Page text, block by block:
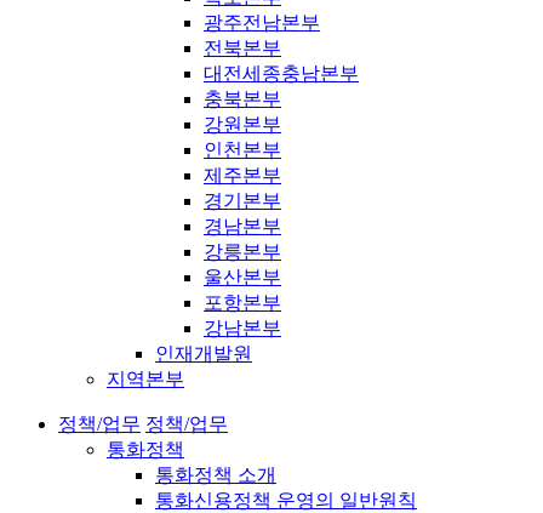
광주전남본부
전북본부
대전세종충남본부
충북본부
강원본부
인천본부
제주본부
경기본부
경남본부
강릉본부
울산본부
포항본부
강남본부
인재개발원
지역본부
정책/업무 정책/업무
통화정책
통화정책 소개
통화신용정책 운영의 일반원칙